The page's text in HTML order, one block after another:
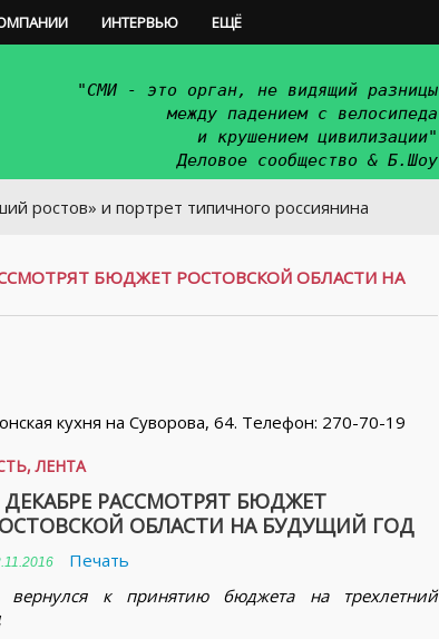
ИНТЕРВЬЮ ЕЩЁ
"СМИ - это орган, не видящий разницы
между падением с велосипеда
и крушением цивилизации"
Деловое сообщество & Б.Шоу
и портрет типичного россиянина
БЮДЖЕТ РОСТОВСКОЙ ОБЛАСТИ НА
кухня на Суворова, 64. Телефон: 270-70-19
,ЛЕНТА
ДЕКАБРЕ РАССМОТРЯТ БЮДЖЕТ
ОБЛАСТИ НА БУДУЩИЙ ГОД
Печать
вернулся к принятию бюджета на трехлетний